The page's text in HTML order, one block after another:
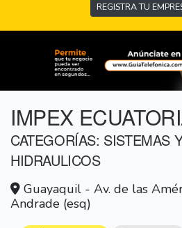
REGISTRA TU
IMPEX
CATEGORÍAS: SISTEMAS
HIDRAULICOS
Guayaquil - Av. de las
Andrade (esq)